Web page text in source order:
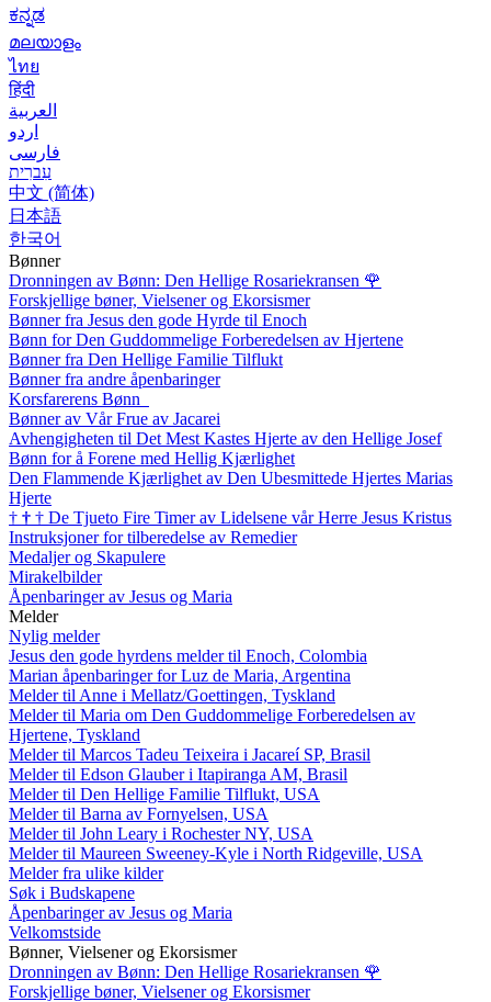
ಕನ್ನಡ
മലയാളം
ไทย
हिंदी
العربية
اردو
فارسی
עִברִית
中文 (简体)
日本語
한국어
Bønner
Dronningen av Bønn: Den Hellige Rosariekransen 🌹
Forskjellige bøner, Vielsener og Ekorsismer
Bønner fra Jesus den gode Hyrde til Enoch
Bønn for Den Guddommelige Forberedelsen av Hjertene
Bønner fra Den Hellige Familie Tilflukt
Bønner fra andre åpenbaringer
Korsfarerens Bønn
Bønner av Vår Frue av Jacarei
Avhengigheten til Det Mest Kastes Hjerte av den Hellige Josef
Bønn for å Forene med Hellig Kjærlighet
Den Flammende Kjærlighet av Den Ubesmittede Hjertes Marias
Hjerte
† † † De Tjueto Fire Timer av Lidelsene vår Herre Jesus Kristus
Instruksjoner for tilberedelse av Remedier
Medaljer og Skapulere
Mirakelbilder
Åpenbaringer av Jesus og Maria
Melder
Nylig melder
Jesus den gode hyrdens melder til Enoch, Colombia
Marian åpenbaringer for Luz de Maria, Argentina
Melder til Anne i Mellatz/Goettingen, Tyskland
Melder til Maria om Den Guddommelige Forberedelsen av
Hjertene, Tyskland
Melder til Marcos Tadeu Teixeira i Jacareí SP, Brasil
Melder til Edson Glauber i Itapiranga AM, Brasil
Melder til Den Hellige Familie Tilflukt, USA
Melder til Barna av Fornyelsen, USA
Melder til John Leary i Rochester NY, USA
Melder til Maureen Sweeney-Kyle i North Ridgeville, USA
Melder fra ulike kilder
Søk i Budskapene
Åpenbaringer av Jesus og Maria
Velkomstside
Bønner, Vielsener og Ekorsismer
Dronningen av Bønn: Den Hellige Rosariekransen 🌹
Forskjellige bøner, Vielsener og Ekorsismer